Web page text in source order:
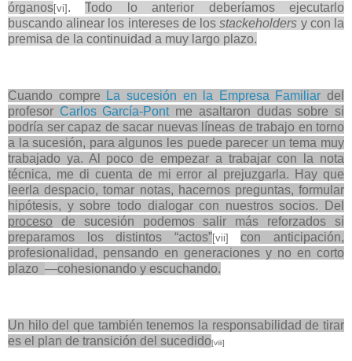
órganos[vi] .Todo lo anterior deberíamos ejecutarlo
buscando alinear los intereses de losstackeholders y con la
premisa de la continuidad a muy largo plazo.
Cuando compre La sucesión en la Empresa Familiar del
profesor Carlos García-Pontme asaltaron dudas sobre si
podría ser capaz de sacar nuevas líneas de trabajo en torno
a la sucesión, para algunos les puede parecer un tema muy
trabajado ya. Al poco de empezar a trabajar con la nota
técnica, me di cuenta de mi error al prejuzgarla. Hay que
leerla despacio, tomar notas, hacernos preguntas, formular
hipótesis, y sobre todo dialogar con nuestros socios. Del
proceso de sucesión podemos salir más reforzados si
preparamos los distintos “actos”[vii]
con anticipación,
profesionalidad, pensando en generaciones y no en corto
plazo —cohesionando y escuchando.
Un hilo del que también tenemos la responsabilidad de tirar
es el plan de transición del sucedido[viii]